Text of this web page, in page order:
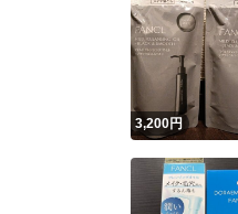
3,200円